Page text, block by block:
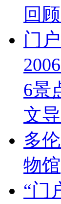
回
门
6景
文
多
物馆
“门